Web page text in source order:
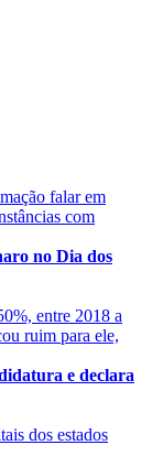
falar em
com
no Dia dos
entre 2018 a
ruim para ele,
e declara
dos estados